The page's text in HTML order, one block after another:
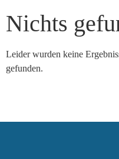
Nichts
Leider wurden keine
gefunden.